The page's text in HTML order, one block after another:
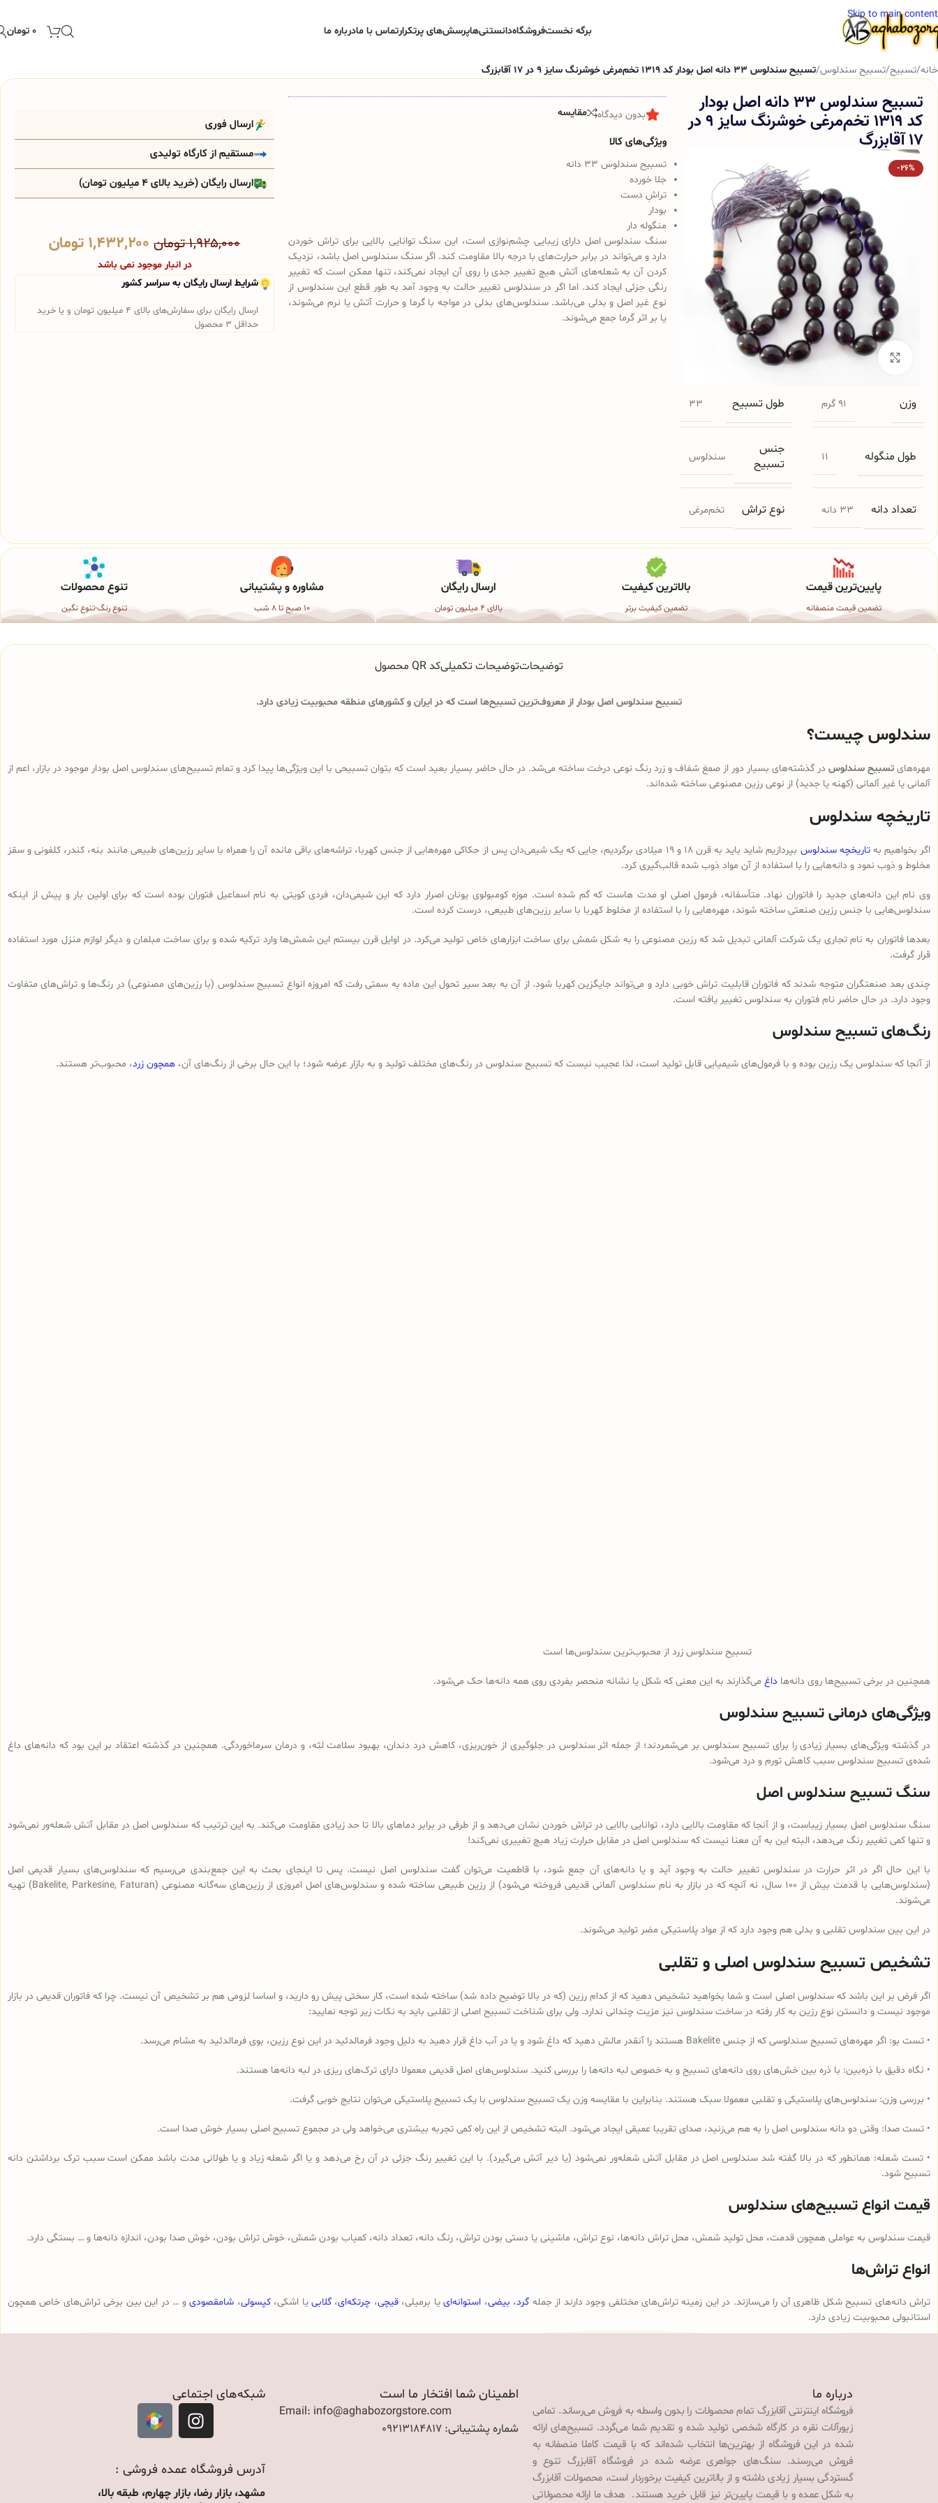
Skip to main content
برگه نخستفروشگاهدانستنی‌هاپرسش‌های پرتکرارتماس با مادرباره ما ۰ تومان
خانه/تسبیح/تسبیح سندلوس/تسبیح سندلوس 33 دانه اصل بودار کد 1319 تخم‌مرغی خوشرنگ سایز 9 در 17 آقابزرگ
تسبیح سندلوس 33 دانه اصل بودار
کد 1319 تخم‌مرغی خوشرنگ سایز 9 در
17 آقابزرگ
-26%
برای بزرگنمایی کلیک کنید
وزن 91 گرم طول تسبیح 33
طول منگوله 11
جنس
تسبیح
سندلوس
تعداد دانه 33 دانه نوع تراش تخم‌مرغی
بدون دیدگاه مقایسه
ویژگی‌های کالا
تسبیح سندلوس 33 دانه
جلا خورده
تراشِ دست
بودار
منگوله دار
سنگ سندلوس اصل دارای زیبایی چشم‌نوازی است، این سنگ توانایی بالایی برای تراش خوردن
دارد و می‌تواند در برابر حرارت‌های با درجه بالا مقاومت کند. اگر سنگ سندلوس اصل باشد، نزدیک
کردن آن به شعله‌های آتش هیچ تغییر جدی را روی آن ایجاد نمی‌کند، تنها ممکن است که تغییر
رنگی جزئی ایجاد کند. اما اگر در سندلوس تغییر حالت به وجود آمد به طور قطع این سندلوس از
نوع غیر اصل و بدلی می‌باشد. سندلوس‌های بدلی در مواجه با گرما و حرارت آتش یا نرم می‌شوند،
یا بر اثر گرما جمع می‌شوند.
ارسال فوری
مستقیم از کارگاه تولیدی
ارسال رایگان (خرید بالای 4 میلیون تومان)
۱,۹۲۵,۰۰۰تومان ۱,۴۳۲,۲۰۰ تومان
در انبار موجود نمی باشد
شرایط ارسال رایگان به سراسر کشور
ارسال رایگان برای سفارش‌های بالای 4 میلیون تومان و یا خرید
حداقل 3 محصول
پایین‌ترین قیمت
تضمین قیمت منصفانه
بالاترین کیفیت
تضمین کیفیت برتر
ارسال رایگان
بالای 4 میلیون تومان
مشاوره و پشتیبانی
10 صبح تا 8 شب
تنوع محصولات
تنوع رنگ-تنوع نگین
توضیحاتتوضیحات تکمیلیکد QR محصول
تسبیح سندلوس اصل بودار از معروف‌ترین تسبیح‌ها است که در ایران و کشورهای منطقه محبوبیت زیادی دارد.
سندلوس چیست؟
مهره‌های تسبیح سندلوس در گذشته‌های بسیار دور از صمغ شفاف و زرد رنگ نوعی درخت ساخته می‌شد. در حال حاضر بسیار بعید است که بتوان تسبیحی با این ویژگی‌ها پیدا کرد و تمام تسبیح‌های سندلوس‌ اصل بودار موجود در بازار، اعم از
آلمانی یا غیر آلمانی (کهنه یا جدید) از نوعی رزین مصنوعی ساخته شده‌اند.
تاریخچه سندلوس
اگر بخواهیم بهتاریخچه سندلوس
بپردازیم شاید باید به قرن 18 و 19 میلادی برگردیم، جایی که یک شیمی‌دان پس از حکاکی مهره‌هایی از جنس کهربا، تراشه‌های باقی مانده آن را همراه با سایر رزین‌های طبیعی مانند بنه، کندر، کلفونی و سقز
مخلوط و ذوب نمود و دانه‌هایی را با استفاده از آن مواد ذوب شده قالب‌گیری کرد.
وی نام این دانه‌های جدید را فاتوران نهاد. متأسفانه، فرمول اصلی او مدت هاست که گم شده است. موزه کومبولوی یونان اصرار دارد که این شیمی‌دان، فردی کویتی به نام اسماعیل فتوران بوده است که برای اولین بار و پیش از اینکه
سندلوس‌هایی با جنس رزین صنعتی ساخته شوند، مهره‌هایی را با استفاده از مخلوط کهربا با سایر رزین‌های طبیعی، درست کرده است.
بعدها فاتوران به نام تجاری یک شرکت آلمانی تبدیل شد که رزین مصنوعی را به شکل شمش برای ساخت ابزارهای خاص تولید می‌کرد. در اوایل قرن بیستم این شمش‌ها وارد ترکیه شده و برای ساخت مبلمان و دیگر لوازم منزل مورد استفاده
قرار گرفت.
چندی بعد صنعتگران متوجه شدند که فاتوران قابلیت تراش خوبی دارد و می‌تواند جایگزین کهربا شود. از آن به بعد سیر تحول این ماده به سمتی رفت که امروزه انواع تسبیح‌ سندلوس (با رزین‌های مصنوعی) در رنگ‌ها و تراش‌های متفاوت
وجود دارد. در حال حاضر نام فتوران به سندلوس تغییر یافته است.
رنگ‌های تسبیح سندلوس
از آنجا که سندلوس یک رزین بوده و با فرمول‌های شیمیایی قابل تولید است، لذا عجیب نیست که تسبیح سندلوس در رنگ‌های مختلف تولید و به بازار عرضه شود؛ با این حال برخی از رنگ‌های آن، همچون زرد، محبوب‌تر هستند.
تسبیح سندلوس زرد از محبوب‌ترین سندلوس‌ها است
همچنین در برخی تسبیح‌ها روی دانه‌ها داغ می‌گذارند به این معنی که شکل یا نشانه منحصر بفردی روی همه دانه‌ها حک می‌شود.
ویژگی‌های درمانی تسبیح سندلوس
در گذشته ویژگی‌های بسیار زیادی را برای تسبیح سندلوس بر می‌شمردند؛ از جمله اثر سندلوس در جلوگیری از خون‌ریزی، کاهش درد دندان، بهبود سلامت لثه، و درمان سرماخوردگی. همچنین در گذشته اعتقاد بر این بود که دانه‌های داغ
شده‌ی تسبیح سندلوس سبب کاهش تورم و درد می‌شود.
سنگ تسبیح سندلوس اصل
سنگ سندلوس اصل بسیار زیباست، و از آنجا که مقاومت بالایی دارد، توانایی بالایی در تراش خوردن نشان می‌دهد و از طرفی در برابر دماهای بالا تا حد زیادی مقاومت می‌کند. به این ترتیب که سندلوس اصل در مقابل آتش شعله‌ور نمی‌شود
و تنها کمی تغییر رنگ می‌دهد، البته این به آن معنا نیست که سندلوس اصل در مقابل حرارت زیاد هیچ تغییری نمی‌کند!
با این حال اگر در اثر حرارت در سندلوس تغییر حالت به وجود آید و یا دانه‌های آن جمع شود، با قاطعیت می‌توان گفت سندلوس اصل نیست. پس تا اینجای بحث به این جمع‌بندی می‌رسیم که سندلوس‌های بسیار قدیمی اصل
(سندلوس‌هایی با قدمت بیش از 100 سال، نه آنچه که در بازار به نام سندلوس آلمانی قدیمی فروخته می‌شود) از رزین طبیعی ساخته شده و سندلوس‌‌های اصل امروزی از رزین‌های سه‌گانه مصنوعی (Bakelite, Parkesine, Faturan) تهیه
می‌شوند.
در این بین سندلوس تقلبی و بدلی هم وجود دارد که از مواد پلاستیکی مضر تولید می‌شوند.
تشخیص تسبیح سندلوس اصلی و تقلبی
اگر فرض بر این باشد که سندلوس اصلی است و شما بخواهید تشخیص دهید که از کدام رزین (که در بالا توضیح داده شد) ساخته شده است، کار سختی پیش رو دارید، و اساسا لزومی هم بر تشخیص آن نیست. چرا که فاتوران قدیمی در بازار
موجود نیست و دانستن نوع رزین به کار رفته در ساخت سندلوس نیز مزیت چندانی ندارد. ولی برای شناخت تسبیح اصلی از تقلبی باید به نکات زیر توجه نمایید:
• تست بو: اگر مهره‌های تسبیح‌ سندلوسی که از جنس Bakelite هستند را آنقدر مالش دهید که داغ شود و یا در آب داغ قرار دهید به دلیل وجود فرمالدئید در این نوع رزین، بوی فرمالدئید به مشام می‌رسد.
• نگاه دقیق با ذره‌بین: با ذره بین خش‌های روی دانه‌های تسبیح و به خصوص لبه دانه‌ها را بررسی کنید. سندلوس‌های اصل قدیمی معمولا دارای ترک‌های ریزی در لبه دانه‌ها هستند.
• بررسی وزن: سندلوس‌های پلاستیکی و تقلبی معمولا سبک هستند. بنابراین با مقایسه وزن یک تسبیح سندلوس با یک تسبیح پلاستیکی می‌توان نتایج خوبی گرفت.
• تست صدا: وقتی دو دانه سندلوس اصل را به هم می‌زنید، صدای تقریبا عمیقی ایجاد می‌شود. البته تشخیص از این راه کمی تجربه بیشتری می‌خواهد ولی در مجموع تسبیح اصلی بسیار خوش صدا است.
• تست شعله: همانطور که در بالا گفته شد سندلوس اصل در مقابل آتش شعله‌ور نمی‌شود (یا دیر آتش می‌گیرد). با این تغییر رنگ جزئی در آن رخ می‌دهد و یا اگر شعله زیاد و یا طولانی مدت باشد ممکن است سبب ترک برداشتن دانه
تسبیح شود.
قیمت انواع تسبیح‌های سندلوس
قیمت سندلوس به عواملی همچون قدمت، محل تولید شمش، محل تراش دانه‌ها، نوع تراش، ماشینی یا دستی بودن تراش، رنگ دانه، تعداد دانه، کمیاب بودن شمش، خوش تراش بودن، خوش صدا بودن، اندازه دانه‌ها و … بستگی دارد.
انواع تراش‌ها
تراش دانه‌های تسبیح شکل ظاهری آن را می‌سازند. در این زمینه تراش‌های مختلفی وجود دارند از جمله گرد، بیضی، استوانه‌اییا برمیلی،قیچی، چرتکه‌ای، گلابی یا اشکی،کپسولی، شامقصودیو … در این بین برخی تراش‌های خاص همچون
استانبولی محبوبیت زیادی دارد.
درباره ما
فروشگاه اینترنتی آقابزرگ تمام محصولات را بدون واسطه به فروش می‌رساند. تمامی
زیورآلات نقره در کارگاه شخصی تولید شده و تقدیم شما می‌گردد. تسبیح‌های ارائه
شده در این فروشگاه از بهترین‌ها انتخاب شده‌اند که با قیمت کاملا منصفانه به
فروش می‌رسند. سنگ‌های جواهری عرضه شده در فروشگاه آقابزرگ تنوع و
گستردگی بسیار زیادی داشته و از بالاترین کیفیت برخوردار است، محصولات آقابزرگ
به شکل عمده و با قیمت پایین‌تر نیز قابل خرید هستند. هدف ما ارائه محصولاتی
اطمینان شما افتخار ما است
Email: info@aghabozorgstore.com
شماره پشتیبانی: 09213184817
شبکه‌های اجتماعی
آدرس فروشگاه عمده فروشی :
مشهد، بازار رضا، بازار چهارم، طبقه بالا،